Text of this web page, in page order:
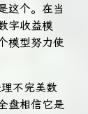
这个。在当
字收益模
模型努力使
不完美数
盘相信它是